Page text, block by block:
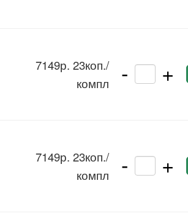
7149р. 23коп./
компл
- +
7149р. 23коп./
компл
- +